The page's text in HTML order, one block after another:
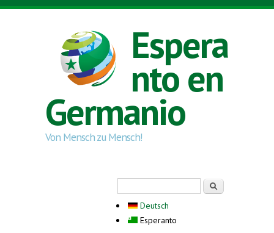
Skip to main content
Espera
nto en
Germanio
Von Mensch zu Mensch!
Deutsch
Esperanto